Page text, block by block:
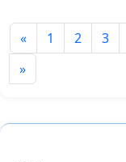
« 1 2 3
»